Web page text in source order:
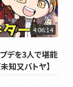
4:06:14
プデを3人で堪能
知又バトヤ】